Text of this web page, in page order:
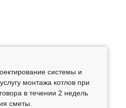
системы и
монтажа котлов при
в течении 2 недель
сметы.